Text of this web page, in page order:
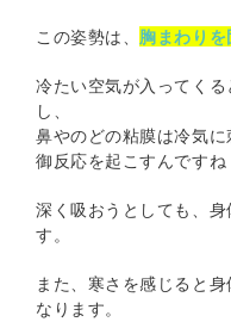
この姿勢は、 胸まわりを
冷たい空気が入ってく
し、
鼻やのどの粘膜は冷気
御反応を起こすんですね
深く吸おうとしても、
す。
また、寒さを感じると
なります。